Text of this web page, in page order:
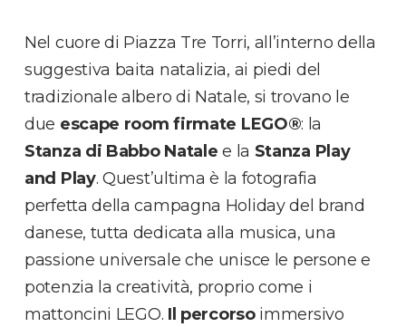
Nel cuore di Piazza Tre Torri, all’interno della
suggestiva baita natalizia, ai piedi del
tradizionale albero di Natale, si trovano le
due escape room firmate LEGO®: la
Stanza di Babbo Natale e la Stanza Play
and Play. Quest’ultima è la fotografia
perfetta della campagna Holiday del brand
danese, tutta dedicata alla musica, una
passione universale che unisce le persone e
potenzia la creatività, proprio come i
mattoncini LEGO. Il percorso immersivo